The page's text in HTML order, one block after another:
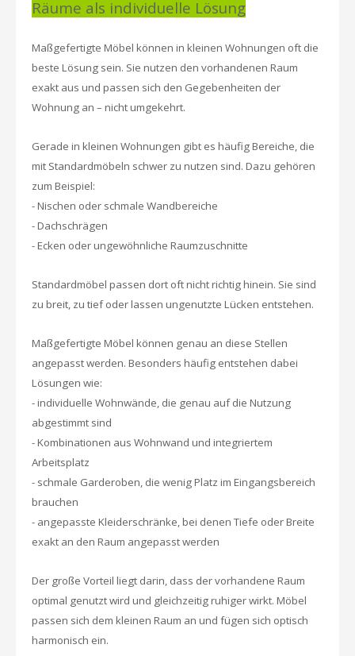
Räume als individuelle Lösung
Maßgefertigte Möbel können in kleinen Wohnungen oft die
beste Lösung sein. Sie nutzen den vorhandenen Raum
exakt aus und passen sich den Gegebenheiten der
Wohnung an – nicht umgekehrt.
Gerade in kleinen Wohnungen gibt es häufig Bereiche, die
mit Standardmöbeln schwer zu nutzen sind. Dazu gehören
zum Beispiel:
- Nischen oder schmale Wandbereiche
- Dachschrägen
- Ecken oder ungewöhnliche Raumzuschnitte
Standardmöbel passen dort oft nicht richtig hinein. Sie sind
zu breit, zu tief oder lassen ungenutzte Lücken entstehen.
Maßgefertigte Möbel können genau an diese Stellen
angepasst werden. Besonders häufig entstehen dabei
Lösungen wie:
- individuelle Wohnwände, die genau auf die Nutzung
abgestimmt sind
- Kombinationen aus Wohnwand und integriertem
Arbeitsplatz
- schmale Garderoben, die wenig Platz im Eingangsbereich
brauchen
- angepasste Kleiderschränke, bei denen Tiefe oder Breite
exakt an den Raum angepasst werden
Der große Vorteil liegt darin, dass der vorhandene Raum
optimal genutzt wird und gleichzeitig ruhiger wirkt. Möbel
passen sich dem kleinen Raum an und fügen sich optisch
harmonisch ein.